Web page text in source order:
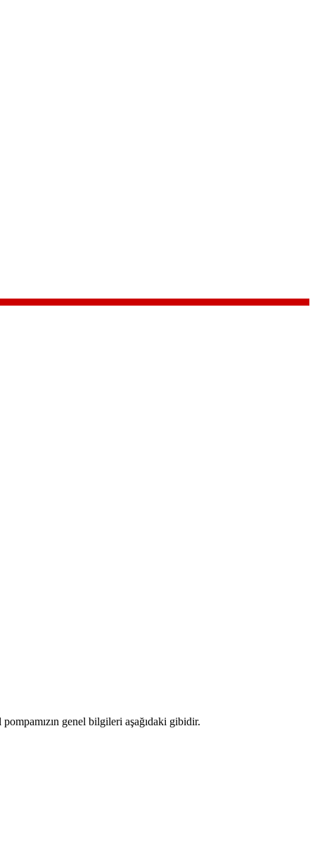
genel bilgileri aşağıdaki gibidir.